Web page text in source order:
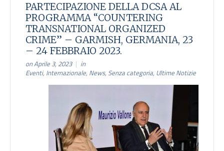
PARTECIPAZIONE DELLA DCSA AL
PROGRAMMA “COUNTERING
TRANSNATIONAL ORGANIZED
CRIME” – GARMISH, GERMANIA, 23
– 24 FEBBRAIO 2023.
on Aprile 3, 2023
in
Eventi, Internazionale, News, Senza categoria, Ultime Notizie